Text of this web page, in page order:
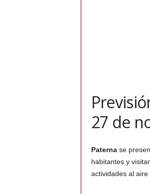
27 de
Paternase
habitantes y
actividades al aire